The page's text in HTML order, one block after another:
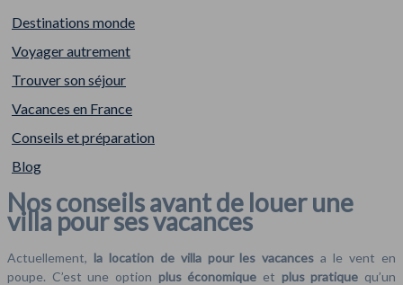
Destinations monde
Voyager autrement
Trouver son séjour
Vacances en France
Conseils et préparation
Blog
Nos conseils avant de louer une
villa pour ses vacances
Actuellement, la location de villa pour les vacances a le vent en
poupe. C’est une option plus économique et plus pratique qu’un